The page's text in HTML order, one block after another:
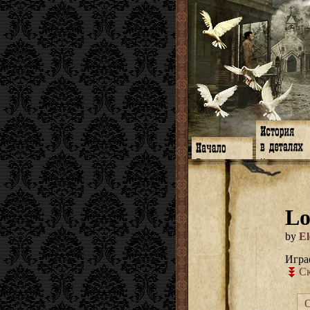
Главная
Программа
Форум
Facebook
Гостевая
Книги
Галереи
Музыка
Видео
Субтитры
Заметки
Мысли
Откровение
by